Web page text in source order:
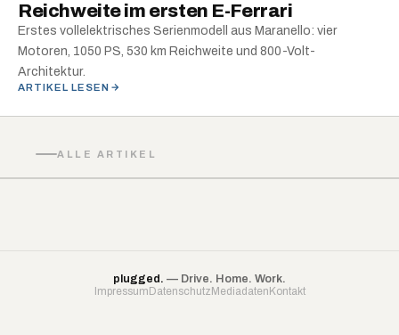
Reichweite im ersten E-Ferrari
Erstes vollelektrisches Serienmodell aus Maranello: vier
Motoren, 1050 PS, 530 km Reichweite und 800-Volt-
Architektur.
ARTIKEL LESEN
ALLE ARTIKEL
plugged. — Drive. Home. Work.
Impressum Datenschutz Mediadaten Kontakt